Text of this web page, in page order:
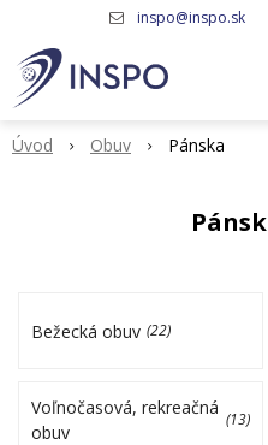
inspo@inspo.sk
Úvod Obuv Pánska
Bežecká obuv (22)
Voľnočasová, rekreačná
obuv
(13)